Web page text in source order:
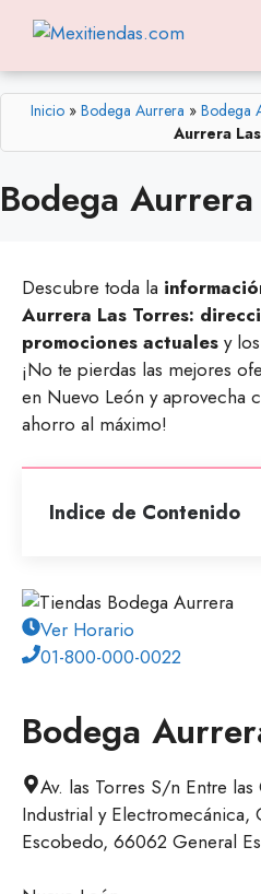
contenido
Inicio» Bodega Aurrera » Bodega
Aurrera
Bodega
Descubre toda la
Aurrera Las Torres:
promociones actuales y
¡No te pierdas las mejores
en Nuevo León y aprovecha
ahorro al máximo!
Indice de Contenido
Ver Horario
01-800-000-0022
Bodega
Av. las Torres S/n Entre las
Industrial y Electromecánica,
Escobedo, 66062 General